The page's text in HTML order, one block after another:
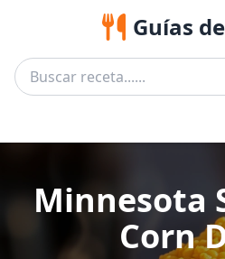
Guías
Minnesota
Corn